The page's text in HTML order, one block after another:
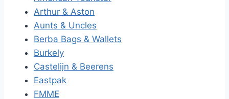
Arthur & Aston
Aunts & Uncles
Berba Bags & Wallets
Burkely
Castelijn & Beerens
Eastpak
FMME